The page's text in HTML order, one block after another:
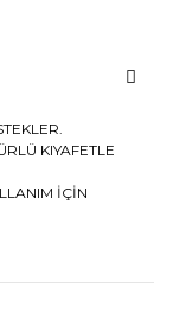
KIYAFETLE
İÇİN